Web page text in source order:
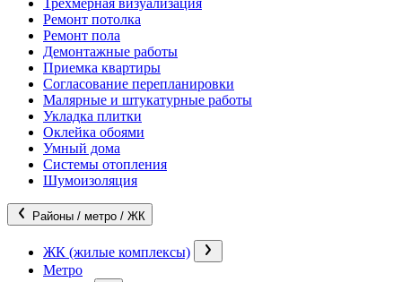
Трехмерная визуализация
Ремонт потолка
Ремонт пола
Демонтажные работы
Приемка квартиры
Согласование перепланировки
Малярные и штукатурные работы
Укладка плитки
Оклейка обоями
Умный дома
Системы отопления
Шумоизоляция
Районы / метро / ЖК
ЖК (жилые комплексы)
Метро